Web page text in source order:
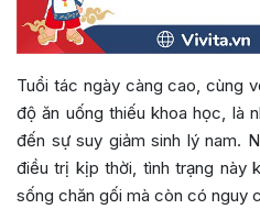
Tuổi tác ngày càng cao, cùng
độ ăn uống thiếu khoa học, là
đến sự suy giảm sinh lý nam.
điều trị kịp thời, tình trạng này
sống chăn gối mà còn có nguy